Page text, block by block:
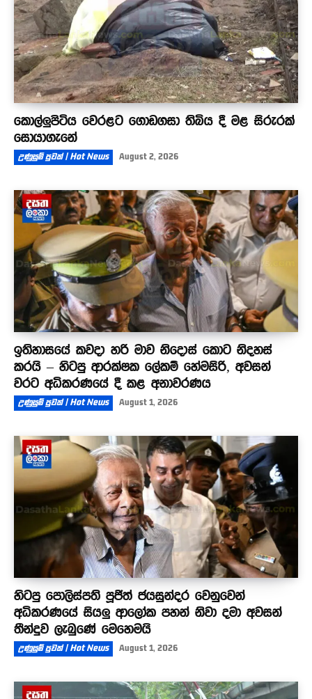
කොල්ලුපිටිය වෙරළට ගොඩගසා තිබිය දී මළ සිරුරක්
සොයාගැනේ
උණුසුම් පුවත් | Hot News August 2, 2026
ඉතිහාසයේ කවදා හරි මාව නිදොස් කොට නිදහස්
කරයි – හිටපු ආරක්ෂක ලේකම් හේමසිරි, අවසන්
වරට අධිකරණයේ දී කළ අනාවරණය
උණුසුම් පුවත් | Hot News August 1, 2026
හිටපු පොලිස්පති පූජිත් ජයසුන්දර වෙනුවෙන්
අධිකරණයේ සියලු ආලෝක පහන් නිවා දමා අවසන්
තීන්දුව ලැබුණේ මෙහෙමයි
උණුසුම් පුවත් | Hot News August 1, 2026